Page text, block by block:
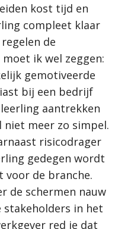
kost tijd en
compleet klaar
de
ik wel zeggen:
gemotiveerde
bij een bedrijf
aantrekken
niet meer zo simpel.
risicodrager
gedegen wordt
de branche.
de schermen nauw
stakeholders in het
red je dat